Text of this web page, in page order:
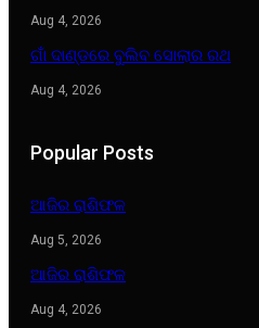
Aug 4, 2026
ଗାଁ ଦାଣ୍ଡରେ ବୁଲିବ ସୋଲାର ରଥ
Aug 4, 2026
Popular Posts
ଆଜିର ରାଶିଫଳ
Aug 5, 2026
ଆଜିର ରାଶିଫଳ
Aug 4, 2026